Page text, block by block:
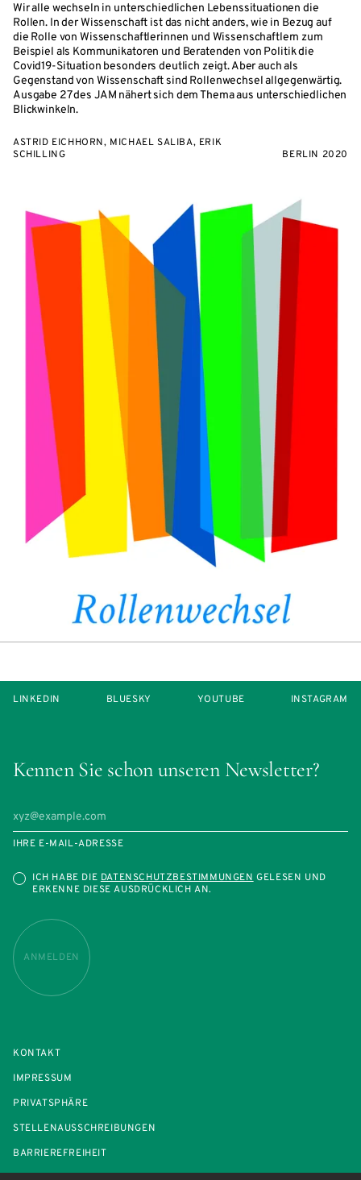
Wir alle wechseln in unterschiedlichen Lebenssituationen die
Rollen. In der Wissenschaft ist das nicht anders, wie in Bezug auf
die Rolle von Wissenschaftlerinnen und Wissenschaftlern zum
Beispiel als Kommunikatoren und Beratenden von Politik die
Covid19-Situation besonders deutlich zeigt. Aber auch als
Gegenstand von Wissenschaft sind Rollenwechsel allgegenwärtig.
Ausgabe 27 des JAM nähert sich dem Thema aus unterschiedlichen
Blickwinkeln.
ASTRID EICHHORN, MICHAEL SALIBA, ERIK
SCHILLING
BERLIN 2020
Kennen Sie schon unseren Newsletter?
IHRE E-MAIL-ADRESSE
ICH HABE DIEDATENSCHUTZBESTIMMUNGENGELESEN UND
ERKENNE DIESE AUSDRÜCKLICH AN.
ANMELDEN
LINKEDIN BLUESKY YOUTUBE INSTAGRAM
KONTAKT
IMPRESSUM
PRIVATSPHÄRE
STELLENAUSSCHREIBUNGEN
BARRIEREFREIHEIT